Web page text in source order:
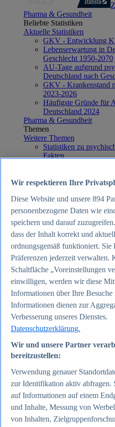
Pharma & Gesundheit
Beliebte Statistiken
Aktuelle Statistiken
GKV - Entwicklung
Lebenserwartung in
Geschlecht 1950-2070
AU-Tage aufgrund
Deutschland nach
GKV - Krankenstand
2023-2026
Häufigste Gründe für
Deutschland 2024
Pharma & Gesundheit
Themen
Weitere Themen
Statistiken zu
Fakten
Top Report
Beliebte Statistiken
Aktuelle Statistiken
Anzahl der Social-
Social Networks mit
2025
Soziale Netzwerke in
2025
Instagram - Nutzung
Deutschland 2025
Podcasts - Nutzung
Themen
Weitere Themen
TikTok - Daten &
Top Report
Wir respektieren Ihre
Diese Website und unsere 894
personenbezogene Daten wie
speichern und darauf
dass der Inhalt korrekt und
ordnungsgemäß funktioniert.
Präferenzen jederzeit verwalten.
Schaltfläche „Voreinstellungen
einwilligen, werden wir diese
Informationen über Ihre Besuche
Informationen dienen zur
Verbesserung unseres Dienstes.
Datenschutzerklärung.
Wir und unsere Partner
bereitzustellen:
Verwendung genauer
zur Identifikation aktiv abfragen.
auf Informationen auf einem
und Inhalte, Messung von
von Inhalten,